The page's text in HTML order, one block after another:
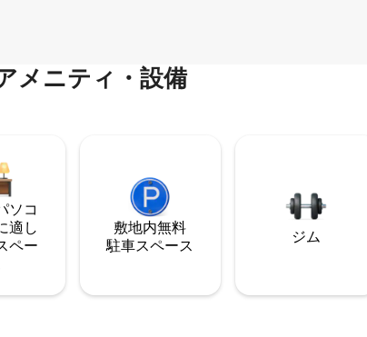
メニティ・設備
ソコ
適し
ペー
敷地内無料
駐⁠車ス⁠ペ⁠ー⁠ス
ジム